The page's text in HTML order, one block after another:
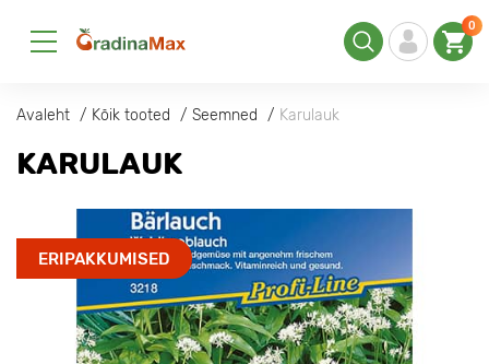
0
Avaleht Kõik tooted Seemned Karulauk
KARULAUK
ERIPAKKUMISED